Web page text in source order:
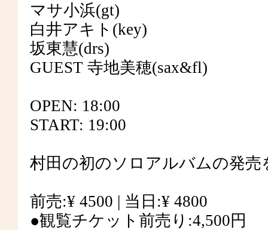
マサ小浜(gt)
白井アキト(key)
坂東慧(drs)
GUEST 寺地美穂(sax&fl)
OPEN: 18:00
START: 19:00
村田の初のソロアルバムの発
前売:¥ 4500 | 当日:¥ 4800
●観覧チケット前売り:4,500円